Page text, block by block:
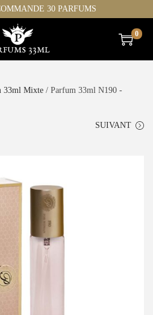
30 PARFUMS
0
33ml Mixte / Parfum 33ml N190 -
SUIVANT